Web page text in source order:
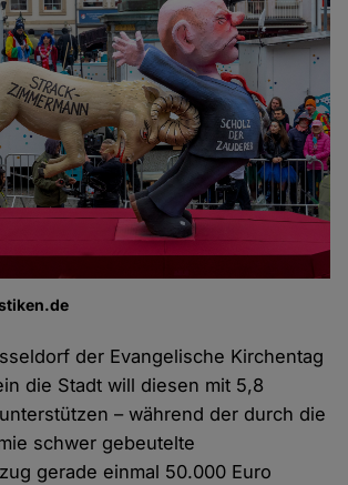
der Evangelische Kirchentag
die Stadt will diesen mit 5,8
– während der durch die
schwer gebeutelte
gerade einmal 50.000 Euro